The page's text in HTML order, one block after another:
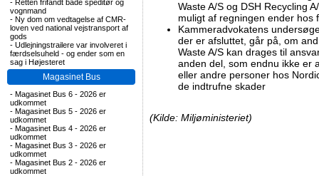
- Retten frifandt både speditør og
vognmand
- Ny dom om vedtagelse af CMR-
loven ved national vejstransport af
gods
- Udlejningstrailere var involveret i
færdselsuheld - og ender som en
sag i Højesteret
Magasinet Bus
- Magasinet Bus 6 - 2026 er
udkommet
- Magasinet Bus 5 - 2026 er
udkommet
- Magasinet Bus 4 - 2026 er
udkommet
- Magasinet Bus 3 - 2026 er
udkommet
- Magasinet Bus 2 - 2026 er
udkommet
Waste A/S og DSH Recycling
muligt af regningen ender hos
Kammeradvokatens
der er afsluttet, går på, om
Waste A/S kan drages til
anden del, som endnu ikke er
eller andre personer hos
de indtrufne skader
(Kilde: Miljøministeriet)